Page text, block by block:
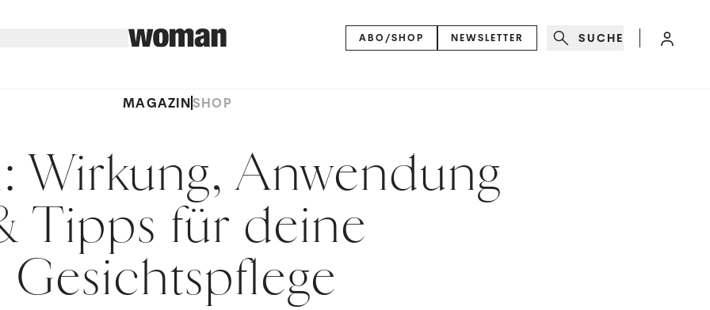
ABO/SHOP NEWSLETTER SUCHE
MAGAZINSHOP
Wirkung, Anwendung
Tipps für deine
Gesichtspflege